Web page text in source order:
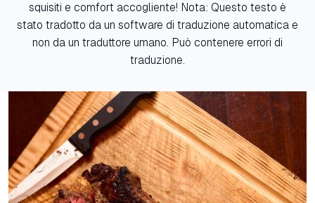
squisiti e comfort accogliente! Nota: Questo testo è
stato tradotto da un software di traduzione automatica e
non da un traduttore umano. Può contenere errori di
traduzione.